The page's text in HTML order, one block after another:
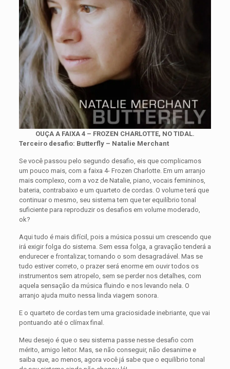
OUÇA A FAIXA 4 – FROZEN CHARLOTTE, NO TIDAL.
Terceiro desafio: Butterfly – Natalie Merchant
Se você passou pelo segundo desafio, eis que complicamos
um pouco mais, com a faixa 4- Frozen Charlotte. Em um arranjo
mais complexo, com a voz de Natalie, piano, vocais femininos,
bateria, contrabaixo e um quarteto de cordas. O volume terá que
continuar o mesmo, seu sistema tem que ter equilíbrio tonal
suficiente para reproduzir os desafios em volume moderado,
ok?
Aqui tudo é mais difícil, pois a música possui um crescendo que
irá exigir folga do sistema. Sem essa folga, a gravação tenderá a
endurecer e frontalizar, tornando o som desagradável. Mas se
tudo estiver correto, o prazer será enorme em ouvir todos os
instrumentos sem atropelo, sem se perder nos detalhes, com
aquela sensação da música fluindo e nos levando nela. O
arranjo ajuda muito nessa linda viagem sonora.
E o quarteto de cordas tem uma graciosidade inebriante, que vai
pontuando até o clímax final.
Meu desejo é que o seu sistema passe nesse desafio com
mérito, amigo leitor. Mas, se não conseguir, não desanime e
saiba que, ao menos, agora você já sabe que o equilíbrio tonal